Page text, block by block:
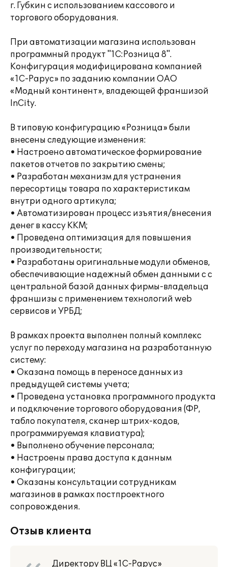
г. Губкин с использованием кассового и
торгового оборудования.
При автоматизации магазина использован
программный продукт "1С:Розница 8".
Конфигурация модифицирована компанией
«1С-Рарус» по заданию компании ОАО
«Модный континент», владеющей франшизой
InCity.
В типовую конфигурацию «Розница» были
внесены следующие изменения:
• Настроено автоматическое формирование
пакетов отчетов по закрытию смены;
• Разработан механизм для устранения
пересортицы товара по характеристикам
внутри одного артикула;
• Автоматизирован процесс изъятия/внесения
денег в кассу ККМ;
• Проведена оптимизация для повышения
производительности;
• Разработаны оригинальные модули обменов,
обеспечивающие надежный обмен данными с с
центральной базой данных фирмы-владельца
франшизы с применением технологий web
сервисов и УРБД;
В рамках проекта выполнен полный комплекс
услуг по переходу магазина на разработанную
систему:
• Оказана помощь в переносе данных из
предыдущей системы учета;
• Проведена установка программного продукта
и подключение торгового оборудования (ФР,
табло покупателя, сканер штрих-кодов,
программируемая клавиатура);
• Выполнено обучение персонала;
• Настроены права доступа к данным
конфигурации;
• Оказаны консультации сотрудникам
магазинов в рамках постпроектного
сопровождения.
Отзыв клиента
Директору ВЦ «1С-Рарус»